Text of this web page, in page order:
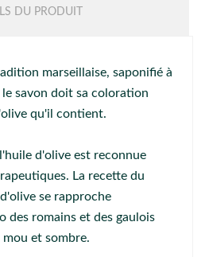
DU PRODUIT
marseillaise, saponifié à
savon doit sa coloration
qu'il contient.
d'olive est reconnue
La recette du
se rapproche
des romains et des gaulois
et sombre.